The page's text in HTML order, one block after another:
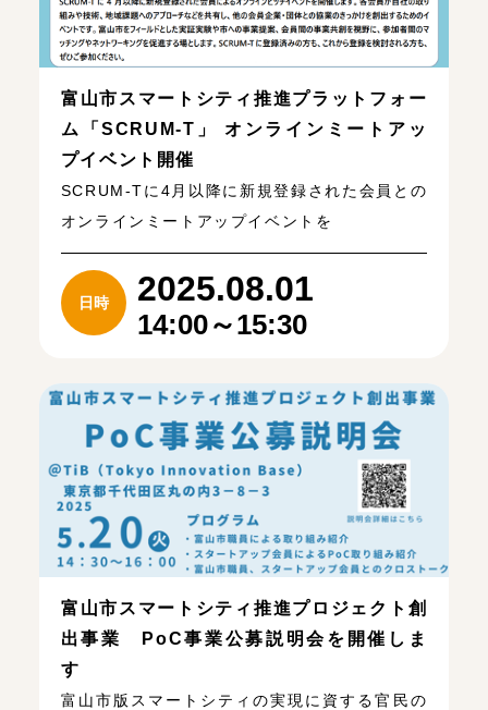
富山市スマートシティ推進プラットフォー
ム「SCRUM-T」 オンラインミートアッ
プイベント開催
SCRUM-Tに4月以降に新規登録された会員との
オンラインミートアップイベントを
日時 2025.08.01
14:00～15:30
富山市スマートシティ推進プロジェクト創
出事業 PoC事業公募説明会を開催しま
す
富山市版スマートシティの実現に資する官民の